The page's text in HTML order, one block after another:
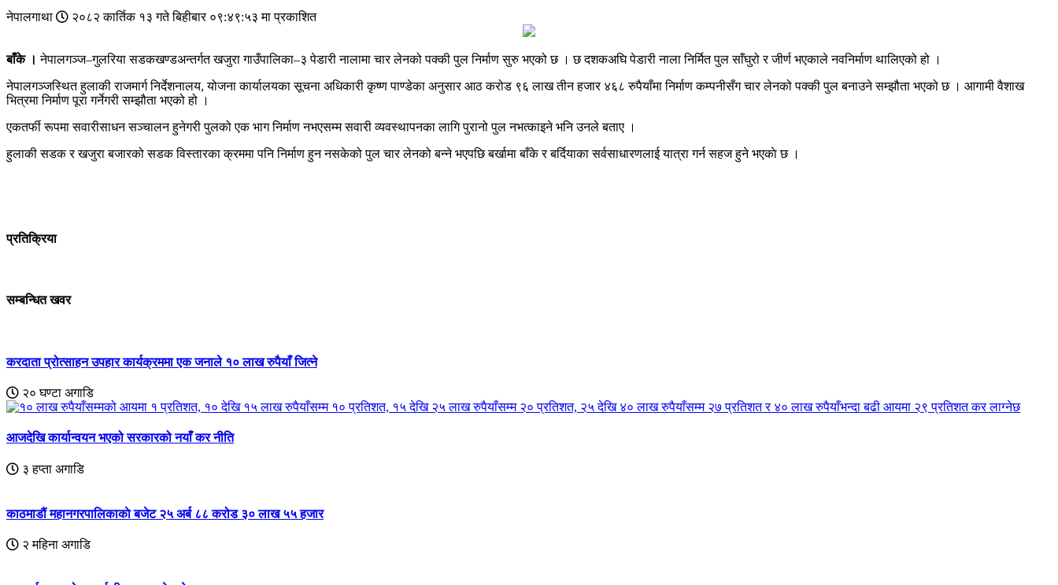
नेपालगाथा २०८२ कार्तिक १३ गते बिहीबार ०९:४९:५३ मा प्रकाशित
बाँके ।नेपालगञ्ज–गुलरिया सडकखण्डअन्तर्गत खजुरा गाउँपालिका–३ पेडारी नालामा चार लेनको पक्की पुल निर्माण सुरु भएको छ । छ दशकअघि पेडारी नाला निर्मित पुल साँघुरो र जीर्ण भएकाले नवनिर्माण थालिएको हो ।
नेपालगञ्जस्थित हुलाकी राजमार्ग निर्देशनालय, योजना कार्यालयका सूचना अधिकारी कृष्ण पाण्डेका अनुसार आठ करोड ९६ लाख तीन हजार ४६८ रुपैयाँमा निर्माण कम्पनीसँग चार लेनको पक्की पुल बनाउने सम्झौता भएको छ । आगामी वैशाख
भित्रमा निर्माण पूरा गर्नेगरी सम्झौता भएको हो ।
एकतर्फी रूपमा सवारीसाधन सञ्चालन हुनेगरी पुलको एक भाग निर्माण नभएसम्म सवारी व्यवस्थापनका लागि पुरानो पुल नभत्काइने भनि उनले बताए ।
हुलाकी सडक र खजुरा बजारको सडक विस्तारका क्रममा पनि निर्माण हुन नसकेको पुल चार लेनको बन्ने भएपछि बर्खामा बाँके र बर्दियाका सर्वसाधारणलाई यात्रा गर्न सहज हुने भएकाे छ ।
प्रतिक्रिया
सम्बन्धित खवर
करदाता प्रोत्साहन उपहार कार्यक्रममा एक जनाले १० लाख रुपैयाँ जित्ने
२० घण्टा अगाडि
आजदेखि कार्यान्वयन भएको सरकारको नयाँ कर नीति
३ हप्ता अगाडि
काठमाडौं महानगरपालिकाकाे बजेट २५ अर्ब ८८ करोड ३० लाख ५५ हजार
२ महिना अगाडि